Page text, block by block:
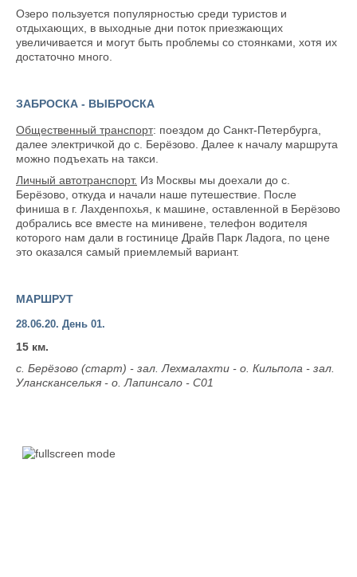
Озеро пользуется популярностью среди туристов и
отдыхающих, в выходные дни поток приезжающих
увеличивается и могут быть проблемы со стоянками, хотя их
достаточно много.
ЗАБРОСКА - ВЫБРОСКА
Общественный транспорт: поездом до Санкт-Петербурга,
далее электричкой до с. Берёзово. Далее к началу маршрута
можно подъехать на такси.
Личный автотранспорт. Из Москвы мы доехали до с.
Берёзово, откуда и начали наше путешествие. После
финиша в г. Лахденпохья, к машине, оставленной в Берёзово
добрались все вместе на минивене, телефон водителя
которого нам дали в гостинице Драйв Парк Ладога, по цене
это оказался самый приемлемый вариант.
МАРШРУТ
28.06.20. День 01.
15 км.
с. Берёзово (старт) - зал. Лехмалахти - о. Кильпола - зал.
Улансканселькя - о. Лапинсало - С01